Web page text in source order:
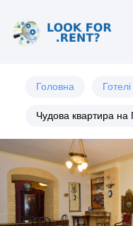
Головна Готелі
Чудова квартира на